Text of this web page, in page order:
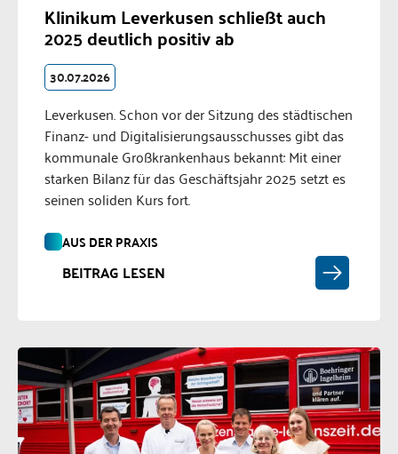
Klinikum Leverkusen schließt auch
2025 deutlich positiv ab
30.07.2026
Leverkusen. Schon vor der Sitzung des städtischen
Finanz- und Digitalisierungsausschusses gibt das
kommunale Großkrankenhaus bekannt: Mit einer
starken Bilanz für das Geschäftsjahr 2025 setzt es
seinen soliden Kurs fort.
AUS DER PRAXIS
BEITRAG LESEN